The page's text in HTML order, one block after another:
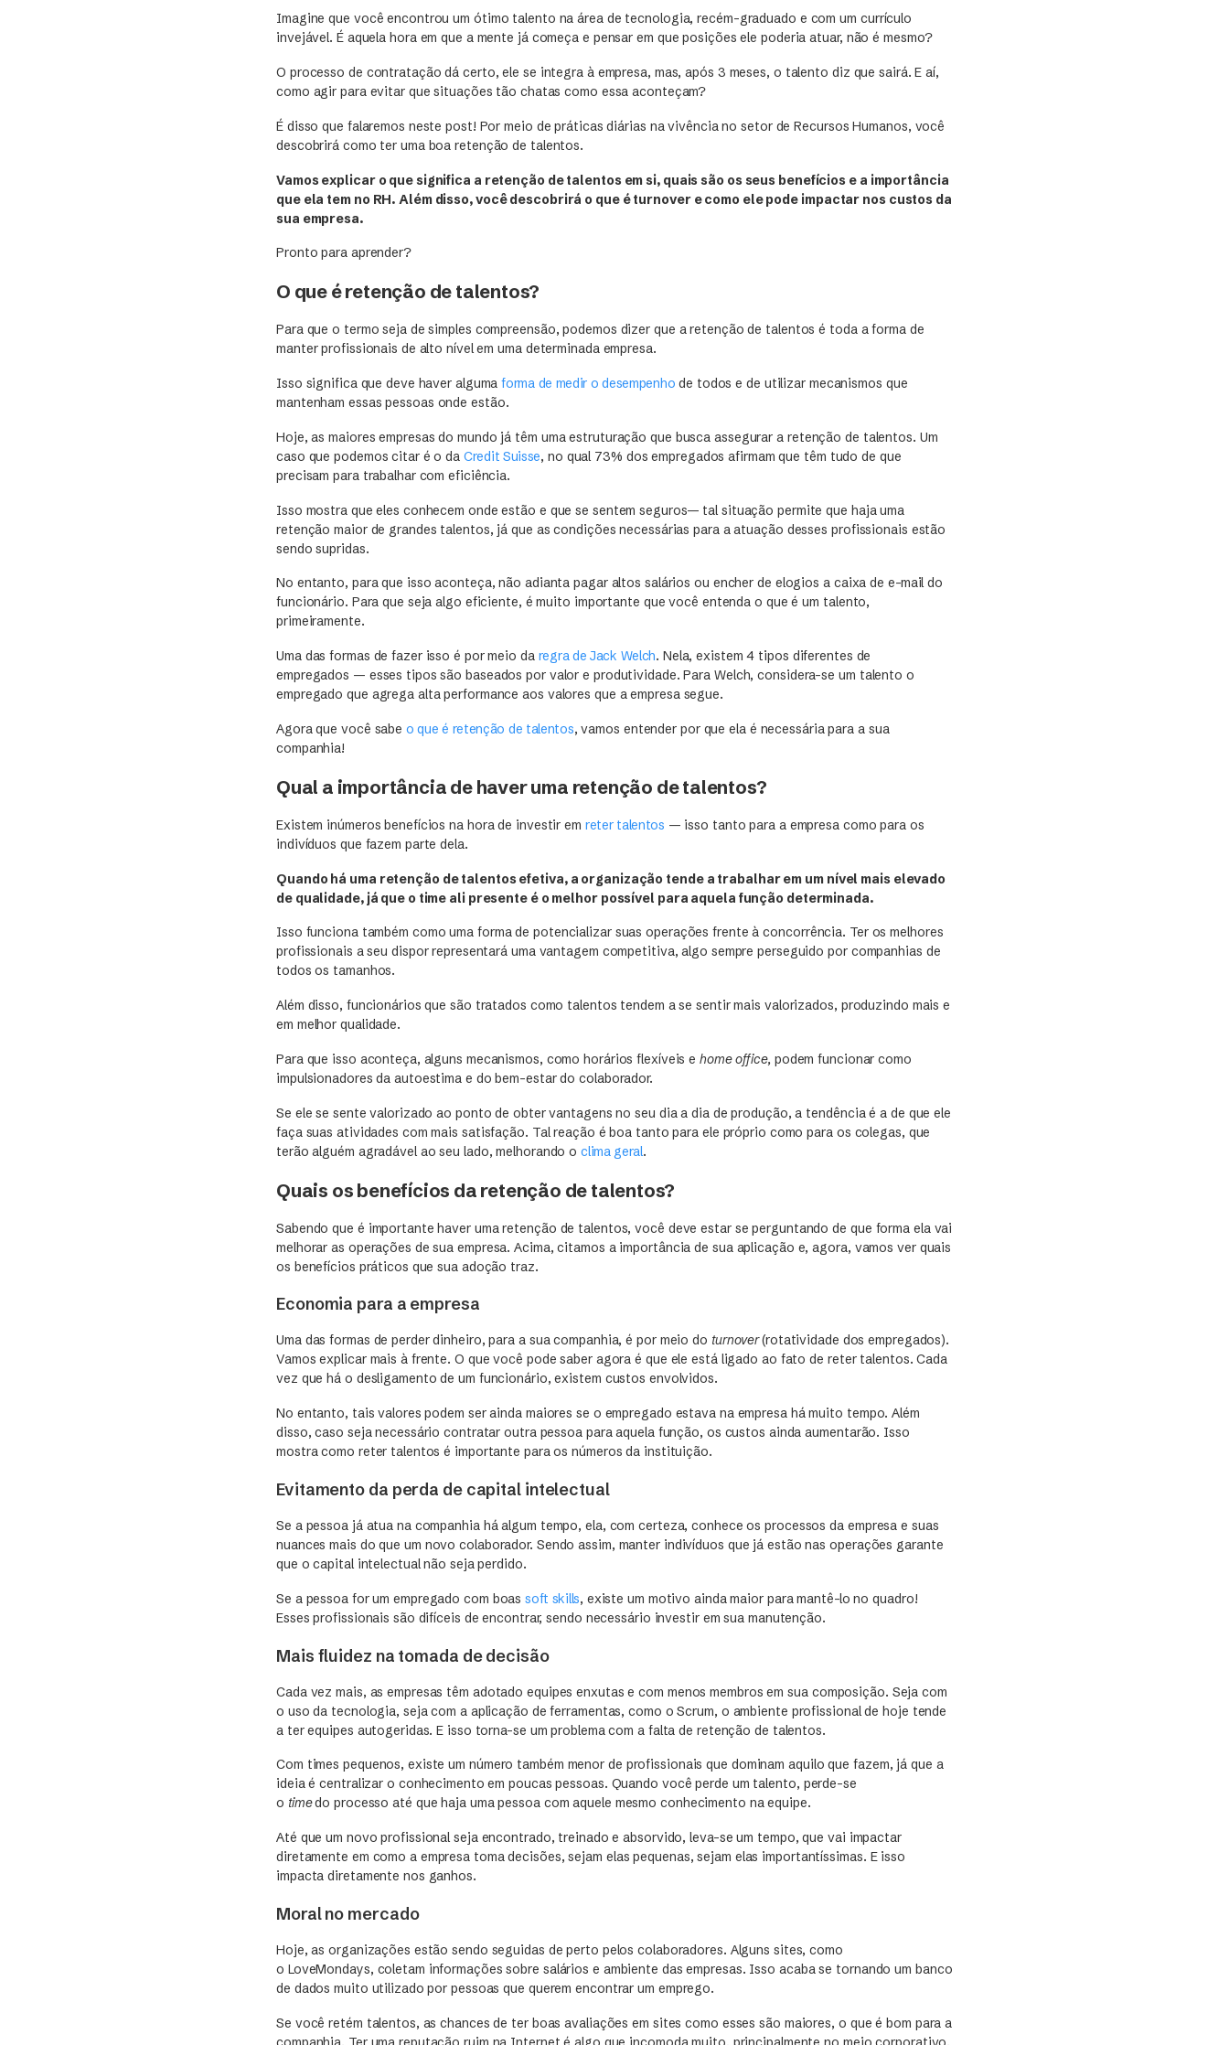
Imagine que você encontrou um ótimo talento na área de tecnologia, recém-graduado e com um currículo
invejável. É aquela hora em que a mente já começa e pensar em que posições ele poderia atuar, não é mesmo?
O processo de contratação dá certo, ele se integra à empresa, mas, após 3 meses, o talento diz que sairá. E aí,
como agir para evitar que situações tão chatas como essa aconteçam?
É disso que falaremos neste post! Por meio de práticas diárias na vivência no setor de Recursos Humanos, você
descobrirá como ter uma boa retenção de talentos.
Vamos explicar o que significa a retenção de talentos em si, quais são os seus benefícios e a importância
que ela tem no RH. Além disso, você descobrirá o que é turnover e como ele pode impactar nos custos da
sua empresa.
Pronto para aprender?
O que é retenção de talentos?
Para que o termo seja de simples compreensão, podemos dizer que a retenção de talentos é toda a forma de
manter profissionais de alto nível em uma determinada empresa.
Isso significa que deve haver algumaforma de medir o desempenho de todos e de utilizar mecanismos que
mantenham essas pessoas onde estão.
Hoje, as maiores empresas do mundo já têm uma estruturação que busca assegurar a retenção de talentos. Um
caso que podemos citar é o da Credit Suisse, no qual 73% dos empregados afirmam que têm tudo de que
precisam para trabalhar com eficiência.
Isso mostra que eles conhecem onde estão e que se sentem seguros— tal situação permite que haja uma
retenção maior de grandes talentos, já que as condições necessárias para a atuação desses profissionais estão
sendo supridas.
No entanto, para que isso aconteça, não adianta pagar altos salários ou encher de elogios a caixa de e-mail do
funcionário. Para que seja algo eficiente, é muito importante que você entenda o que é um talento,
primeiramente.
Uma das formas de fazer isso é por meio da regra de Jack Welch. Nela, existem 4 tipos diferentes de
empregados — esses tipos são baseados por valor e produtividade. Para Welch, considera-se um talento o
empregado que agrega alta performance aos valores que a empresa segue.
Agora que você sabe o que é retenção de talentos, vamos entender por que ela é necessária para a sua
companhia!
Qual a importância de haver uma retenção de talentos?
Existem inúmeros benefícios na hora de investir em reter talentos — isso tanto para a empresa como para os
indivíduos que fazem parte dela.
Quando há uma retenção de talentos efetiva, a organização tende a trabalhar em um nível mais elevado
de qualidade, já que o time ali presente é o melhor possível para aquela função determinada.
Isso funciona também como uma forma de potencializar suas operações frente à concorrência. Ter os melhores
profissionais a seu dispor representará uma vantagem competitiva, algo sempre perseguido por companhias de
todos os tamanhos.
Além disso, funcionários que são tratados como talentos tendem a se sentir mais valorizados, produzindo mais e
em melhor qualidade.
Para que isso aconteça, alguns mecanismos, como horários flexíveis ehome office, podem funcionar como
impulsionadores da autoestima e do bem-estar do colaborador.
Se ele se sente valorizado ao ponto de obter vantagens no seu dia a dia de produção, a tendência é a de que ele
faça suas atividades com mais satisfação. Tal reação é boa tanto para ele próprio como para os colegas, que
terão alguém agradável ao seu lado, melhorando oclima geral.
Quais os benefícios da retenção de talentos?
Sabendo que é importante haver uma retenção de talentos, você deve estar se perguntando de que forma ela vai
melhorar as operações de sua empresa. Acima, citamos a importância de sua aplicação e, agora, vamos ver quais
os benefícios práticos que sua adoção traz.
Economia para a empresa
Uma das formas de perder dinheiro, para a sua companhia, é por meio do turnover(rotatividade dos empregados).
Vamos explicar mais à frente. O que você pode saber agora é que ele está ligado ao fato de reter talentos. Cada
vez que há o desligamento de um funcionário, existem custos envolvidos.
No entanto, tais valores podem ser ainda maiores se o empregado estava na empresa há muito tempo. Além
disso, caso seja necessário contratar outra pessoa para aquela função, os custos ainda aumentarão. Isso
mostra como reter talentos é importante para os números da instituição.
Evitamento da perda de capital intelectual
Se a pessoa já atua na companhia há algum tempo, ela, com certeza, conhece os processos da empresa e suas
nuances mais do que um novo colaborador. Sendo assim, manter indivíduos que já estão nas operações garante
que o capital intelectual não seja perdido.
Se a pessoa for um empregado com boassoft skills, existe um motivo ainda maior para mantê-lo no quadro!
Esses profissionais são difíceis de encontrar, sendo necessário investir em sua manutenção.
Mais fluidez na tomada de decisão
Cada vez mais, as empresas têm adotado equipes enxutas e com menos membros em sua composição. Seja com
o uso da tecnologia, seja com a aplicação de ferramentas, como o Scrum, o ambiente profissional de hoje tende
a ter equipes autogeridas. E isso torna-se um problema com a falta de retenção de talentos.
Com times pequenos, existe um número também menor de profissionais que dominam aquilo que fazem, já que a
ideia é centralizar o conhecimento em poucas pessoas. Quando você perde um talento, perde-se
o timedo processo até que haja uma pessoa com aquele mesmo conhecimento na equipe.
Até que um novo profissional seja encontrado, treinado e absorvido, leva-se um tempo, que vai impactar
diretamente em como a empresa toma decisões, sejam elas pequenas, sejam elas importantíssimas. E isso
impacta diretamente nos ganhos.
Moral no mercado
Hoje, as organizações estão sendo seguidas de perto pelos colaboradores. Alguns sites, como
o LoveMondays, coletam informações sobre salários e ambiente das empresas. Isso acaba se tornando um banco
de dados muito utilizado por pessoas que querem encontrar um emprego.
Se você retém talentos, as chances de ter boas avaliações em sites como esses são maiores, o que é bom para a